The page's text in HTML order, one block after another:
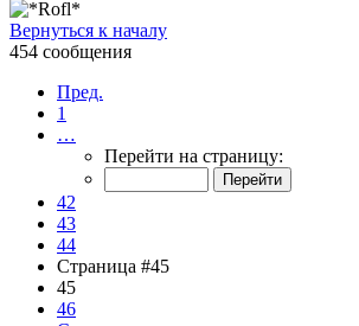
Вернуться к началу
454 сообщения
Пред.
1
…
Перейти на страницу:
42
43
44
Страница #45
45
46